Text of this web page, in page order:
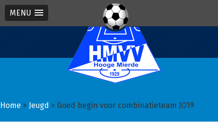
MENU
Spring
naar
de
Door
naar
de
Spring
naar
de
Home > Jeugd > Goed begin voor combinatieteam JO19